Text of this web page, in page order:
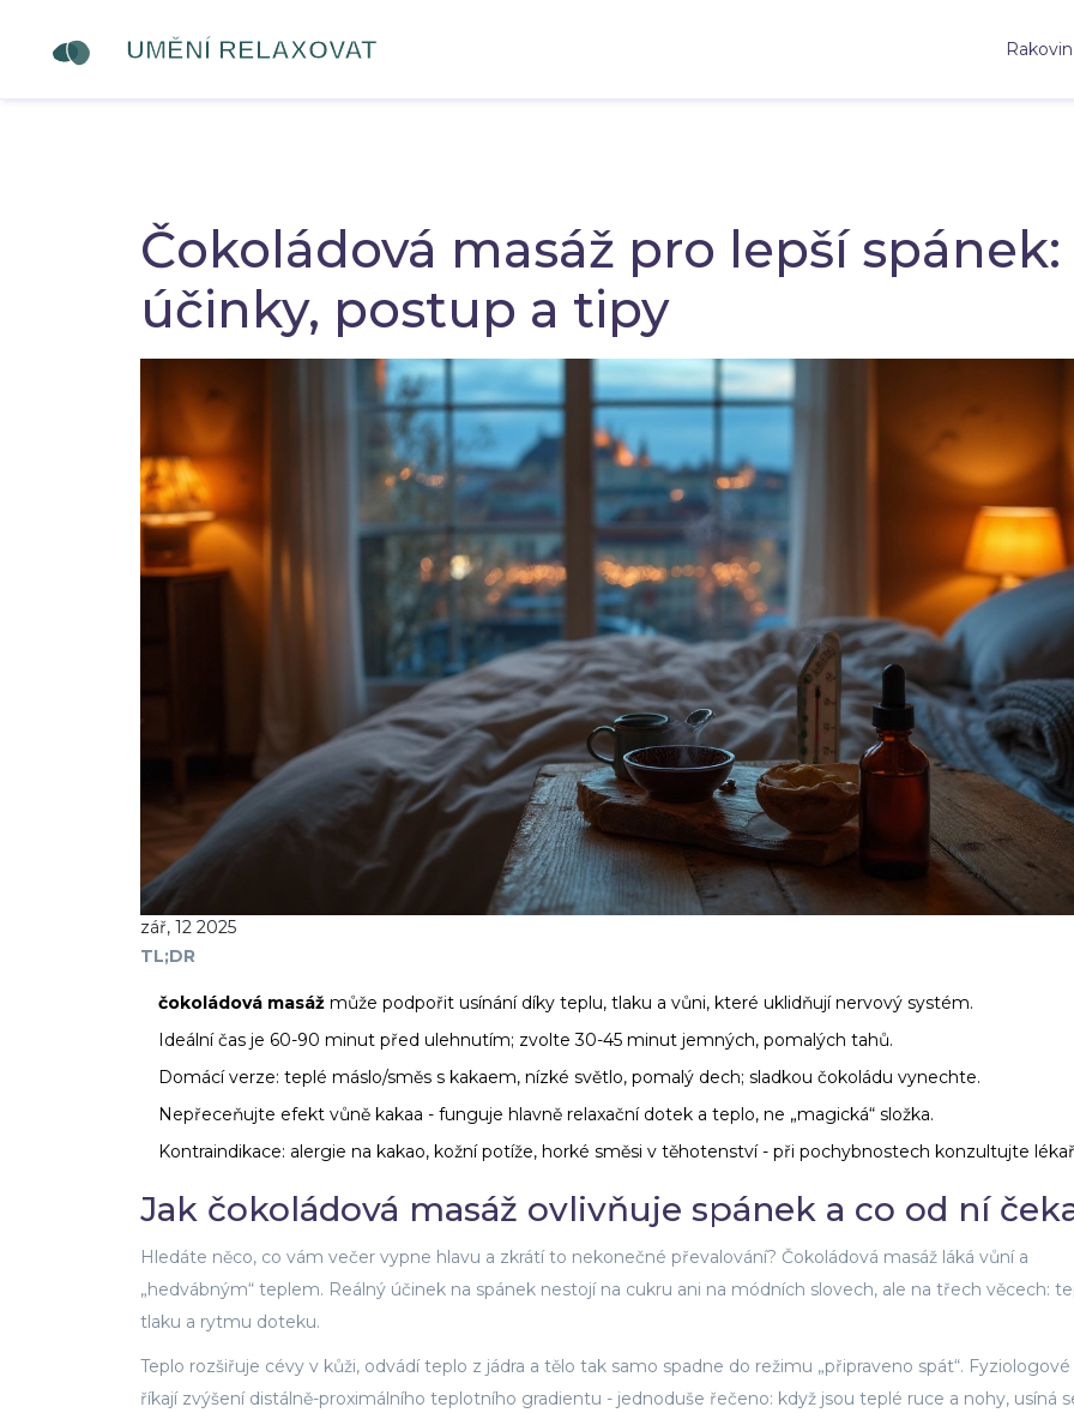
Čokoládová masáž pro lepší spánek:
účinky, postup a tipy
zář, 12 2025
TL;DR
čokoládová masáž může podpořit usínání díky teplu, tlaku a vůni, které uklidňují nervový systém.
Ideální čas je 60-90 minut před ulehnutím; zvolte 30-45 minut jemných, pomalých tahů.
Domácí verze: teplé máslo/směs s kakaem, nízké světlo, pomalý dech; sladkou čokoládu vynechte.
Nepřeceňujte efekt vůně kakaa - funguje hlavně relaxační dotek a teplo, ne „magická“ složka.
Kontraindikace: alergie na kakao, kožní potíže, horké směsi v těhotenství - při pochybnostech konzultujte
Jak čokoládová masáž ovlivňuje spánek a co od ní
Hledáte něco, co vám večer vypne hlavu a zkrátí to nekonečné převalování? Čokoládová masáž láká vůní a
„hedvábným“ teplem. Reálný účinek na spánek nestojí na cukru ani na módních slovech, ale na třech věcech:
tlaku a rytmu doteku.
Teplo rozšiřuje cévy v kůži, odvádí teplo z jádra a tělo tak samo spadne do režimu „připraveno spát“.
říkají zvýšení distálně-proximálního teplotního gradientu - jednoduše řečeno: když jsou teplé ruce a nohy, usíná